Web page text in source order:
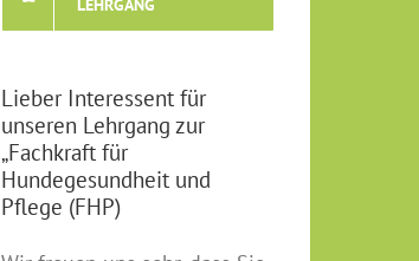
Lieber Interessent für
unseren Lehrgang zur
„Fachkraft für
Hundegesundheit und
Pflege (FHP)